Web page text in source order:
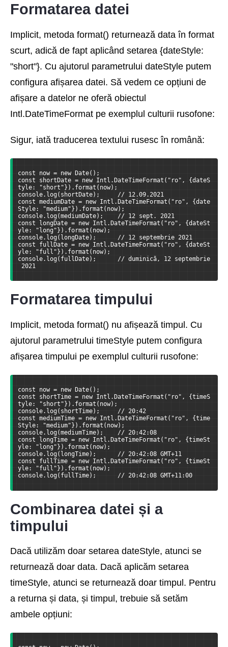
Formatarea datei
Implicit, metoda format() returnează data în format
scurt, adică de fapt aplicând setarea {dateStyle:
"short"}. Cu ajutorul parametrului dateStyle putem
configura afișarea datei. Să vedem ce opțiuni de
afișare a datelor ne oferă obiectul
Intl.DateTimeFormat pe exemplul culturii rusofone:
Sigur, iată traducerea textului rusesc în română:
const now = new Date();
const shortDate = new Intl.DateTimeFormat("ro", {dateS
tyle: "short"}).format(now);
console.log(shortDate);     // 12.09.2021
const mediumDate = new Intl.DateTimeFormat("ro", {date
Style: "medium"}).format(now);
console.log(mediumDate);    // 12 sept. 2021
const longDate = new Intl.DateTimeFormat("ro", {dateSt
yle: "long"}).format(now);
console.log(longDate);      // 12 septembrie 2021
const fullDate = new Intl.DateTimeFormat("ro", {dateSt
yle: "full"}).format(now);
console.log(fullDate);      // duminică, 12 septembrie
2021
Formatarea timpului
Implicit, metoda format() nu afișează timpul. Cu
ajutorul parametrului timeStyle putem configura
afișarea timpului pe exemplul culturii rusofone:
const now = new Date();
const shortTime = new Intl.DateTimeFormat("ro", {timeS
tyle: "short"}).format(now);
console.log(shortTime);     // 20:42
const mediumTime = new Intl.DateTimeFormat("ro", {time
Style: "medium"}).format(now);
console.log(mediumTime);    // 20:42:08
const longTime = new Intl.DateTimeFormat("ro", {timeSt
yle: "long"}).format(now);
console.log(longTime);      // 20:42:08 GMT+11
const fullTime = new Intl.DateTimeFormat("ro", {timeSt
yle: "full"}).format(now);
console.log(fullTime);      // 20:42:08 GMT+11:00
Combinarea datei și a
timpului
Dacă utilizăm doar setarea dateStyle, atunci se
returnează doar data. Dacă aplicăm setarea
timeStyle, atunci se returnează doar timpul. Pentru
a returna și data, și timpul, trebuie să setăm
ambele opțiuni: